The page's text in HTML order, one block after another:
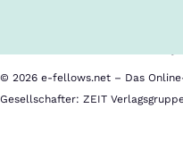
© 2026 e-fellows.net – Das
Gesellschafter: ZEIT